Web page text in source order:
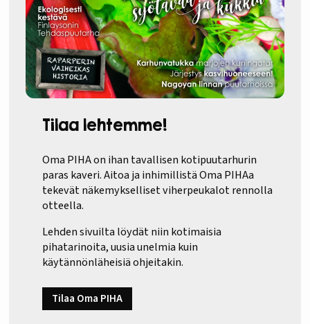
Tilaa lehtemme!
Oma PIHA on ihan tavallisen kotipuutarhurin
paras kaveri. Aitoa ja inhimillistä Oma PIHAa
tekevät näkemykselliset viherpeukalot rennolla
otteella.
Lehden sivuilta löydät niin kotimaisia
pihatarinoita, uusia unelmia kuin
käytännönläheisiä ohjeitakin.
Tilaa Oma PIHA